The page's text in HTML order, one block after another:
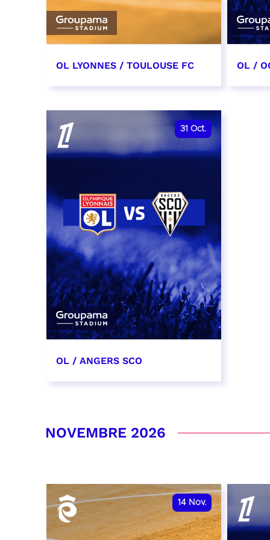
OL LYONNES / TOULOUSE FC
date et heure à confirmer
RÉSERVER
OL /
31 Oct.
OL / ANGERS SCO
RÉSERVER
NOVEMBRE 2026
14 Nov.